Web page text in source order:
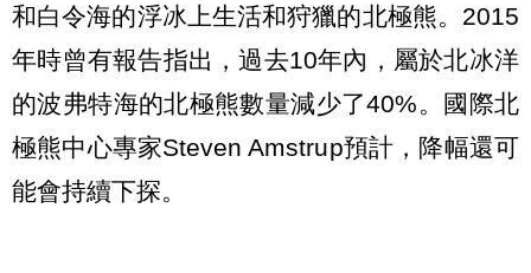
和白令海的浮冰上生活和狩獵的北極熊。2015
年時曾有報告指出，過去10年內，屬於北冰洋
的波弗特海的北極熊數量減少了40%。國際北
極熊中心專家Steven Amstrup預計，降幅還可
能會持續下探。